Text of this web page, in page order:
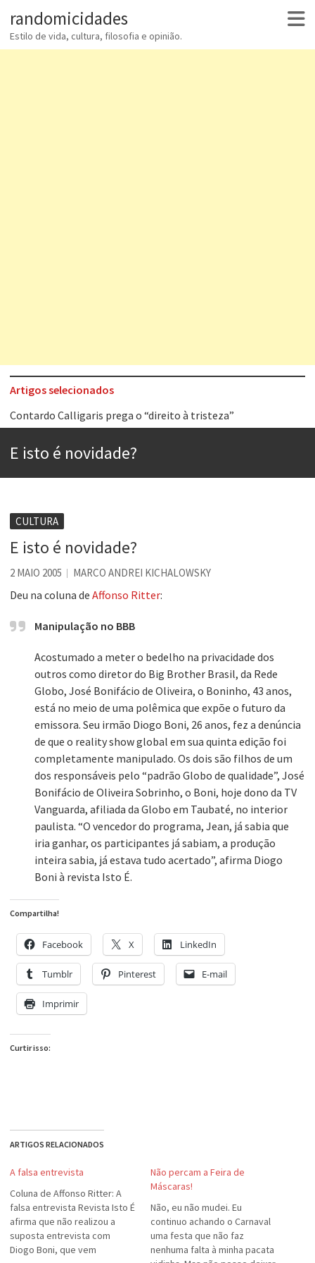
randomicidades
Estilo de vida, cultura, filosofia e opinião.
Artigos selecionados
Contardo Calligaris prega o “direito à tristeza”
Se queres salvar o mundo, o veganismo não é a resposta
Tem que filmar isso daí
A construção da urbanidade
Aprender a fracassar é o segredo do sucesso
E isto é novidade?
CULTURA
E isto é novidade?
2 MAIO 2005 MARCO ANDREI KICHALOWSKY
Deu na coluna de Affonso Ritter:
Manipulação no BBB
Acostumado a meter o bedelho na privacidade dos
outros como diretor do Big Brother Brasil, da Rede
Globo, José Bonifácio de Oliveira, o Boninho, 43 anos,
está no meio de uma polêmica que expõe o futuro da
emissora. Seu irmão Diogo Boni, 26 anos, fez a denúncia
de que o reality show global em sua quinta edição foi
completamente manipulado. Os dois são filhos de um
dos responsáveis pelo “padrão Globo de qualidade”, José
Bonifácio de Oliveira Sobrinho, o Boni, hoje dono da TV
Vanguarda, afiliada da Globo em Taubaté, no interior
paulista. “O vencedor do programa, Jean, já sabia que
iria ganhar, os participantes já sabiam, a produção
inteira sabia, já estava tudo acertado”, afirma Diogo
Boni à revista Isto É.
Compartilha!
Facebook X LinkedIn
Tumblr Pinterest E-mail
Imprimir
Curtir isso:
ARTIGOS RELACIONADOS
A falsa entrevista
Coluna de Affonso Ritter: A
falsa entrevista Revista Isto É
afirma que não realizou a
suposta entrevista com
Diogo Boni, que vem
Não percam a Feira de
Máscaras!
Não, eu não mudei. Eu
continuo achando o Carnaval
uma festa que não faz
nenhuma falta à minha pacata